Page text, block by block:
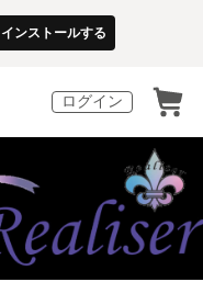
インストールする
ログイン